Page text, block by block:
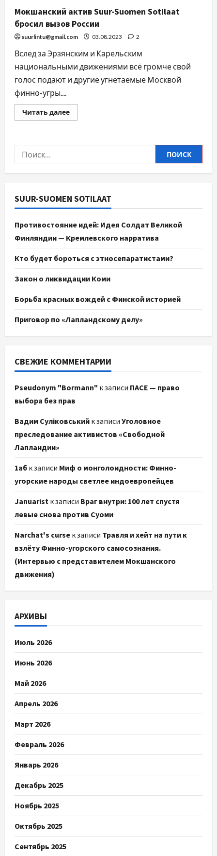
Мокшанский актив Suur-Suomen Sotilaat
бросил вызов России
suurlintu@gmail.com 03.08.2023 2
Вслед за Эрзянским и Карельским
национальными движениями всё громче свой
голос подают и другие угнетаемые Москвой
финно-угры....
Читать далее
SUUR-SUOMEN SOTILAAT
Противостояние идей: Идея Солдат Великой
Финляндии — Кремлевского нарратива
Кто будет бороться с этносепаратистами?
Закон о ликвидации Коми
Борьба красных вождей с Финской историей
Приговор по «Лапландскому делу»
СВЕЖИЕ КОММЕНТАРИИ
Pseudonym "Bormann" к записи ПАСЕ — право
выбора без прав
Вадим Суліковський к записи Уголовное
преследование активистов «Свободной
Лапландии»
1аб к записи Миф о монголоидности: Финно-
угорские народы светлее индоевропейцев
Januarist к записи Враг внутри: 100 лет спустя
левые снова против Суоми
Narchat's curse к записи Травля и хейт на пути к
взлёту Финно-угорского самосознания.
(Интервью с представителем Мокшанского
движения)
АРХИВЫ
Июль 2026
Июнь 2026
Май 2026
Апрель 2026
Март 2026
Февраль 2026
Январь 2026
Декабрь 2025
Ноябрь 2025
Октябрь 2025
Сентябрь 2025